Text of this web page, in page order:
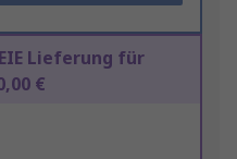
Lieferung für
€